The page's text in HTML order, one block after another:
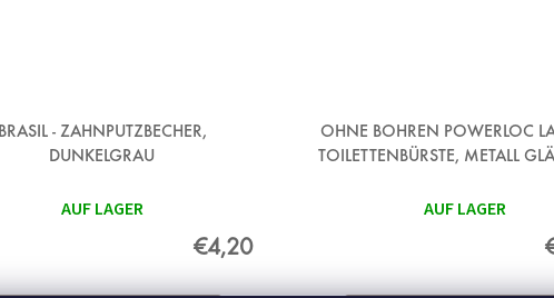
BRASIL - ZAHNPUTZBECHER,
DUNKELGRAU
AUF LAGER
€4,20
OHNE BOHREN POWERLOC
TOILETTENBÜRSTE, METALL
AUF LAGER